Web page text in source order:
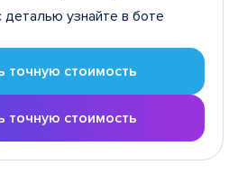
узнайте в боте
точную стоимость
точную стоимость